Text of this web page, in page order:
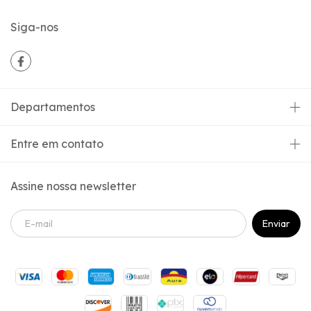
Siga-nos
Departamentos
Entre em contato
Assine nossa newsletter